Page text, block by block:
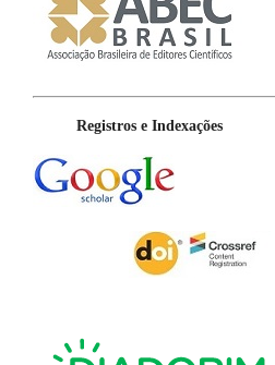
Registros e Indexações